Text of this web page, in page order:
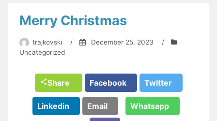
Merry Christmas
trajkovski / December 25, 2023
/
Uncategorized
Share Facebook Twitter
Linkedin Email Whatsapp